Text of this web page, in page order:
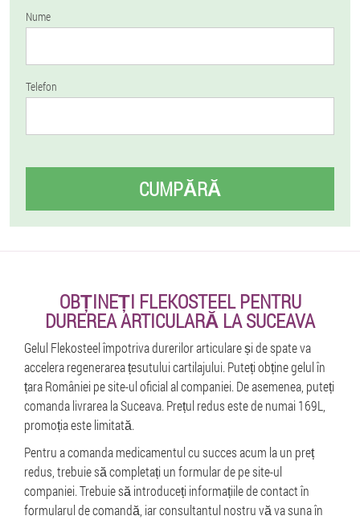
Nume
Telefon
CUMPĂRĂ
OBȚINEȚI FLEKOSTEEL PENTRU
DUREREA ARTICULARĂ LA SUCEAVA
Gelul Flekosteel împotriva durerilor articulare și de spate va
accelera regenerarea țesutului cartilajului. Puteți obține gelul în
țara României pe site-ul oficial al companiei. De asemenea, puteți
comanda livrarea la Suceava. Prețul redus este de numai 169L,
promoția este limitată.
Pentru a comanda medicamentul cu succes acum la un preț
redus, trebuie să completați un formular de pe site-ul
companiei. Trebuie să introduceți informațiile de contact în
formularul de comandă, iar consultantul nostru vă va suna în